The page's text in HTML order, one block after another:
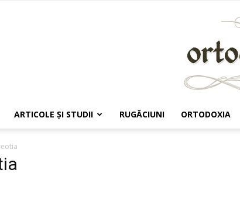
ARTICOLE ŞI STUDII RUGĂCIUNI ORTODOXIA